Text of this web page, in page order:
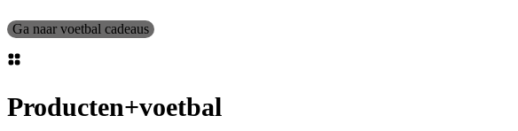
Ga naar voetbal cadeaus
Producten+voetbal